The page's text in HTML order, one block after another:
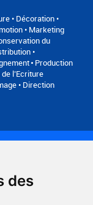
des
• Décoration •
• Marketing
du
•
Production
l’Ecriture
• Direction